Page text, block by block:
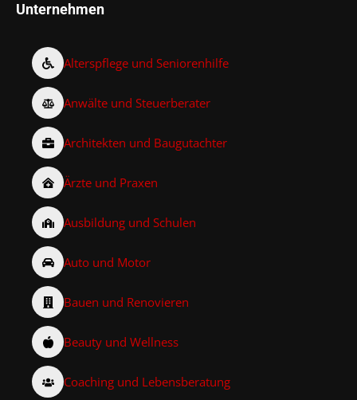
Unternehmen
Alterspflege und Seniorenhilfe
Anwälte und Steuerberater
Architekten und Baugutachter
Ärzte und Praxen
Ausbildung und Schulen
Auto und Motor
Bauen und Renovieren
Beauty und Wellness
Coaching und Lebensberatung